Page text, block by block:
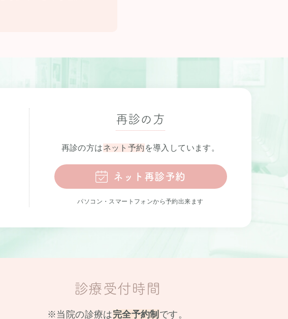
再診の方
再診の方はネット予約 を導入しています。
ネット再診予約
パソコン・スマートフォンから予約出来ます
診療受付時間
※当院の診療は完全予約制 です。